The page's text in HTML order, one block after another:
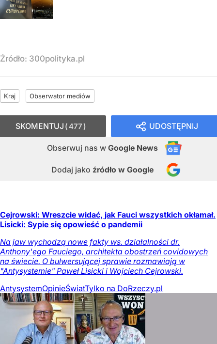
Źródło: 300polityka.pl
Kraj Obserwator mediów
UDOSTĘPNIJ
Obserwuj nas w Google News
Dodaj jako źródło w Google
SKOMENTUJ 477
Cejrowski: Wreszcie widać, jak Fauci wszystkich okłamał.
Lisicki: Sypie się opowieść o pandemii
Na jaw wychodzą nowe fakty ws. działalności dr.
Anthony'ego Fauciego, architekta obostrzeń covidowych
na świecie. O bulwersującej sprawie rozmawiają w
"Antysystemie" Paweł Lisicki i Wojciech Cejrowski.
AntysystemOpinieŚwiatTylko na DoRzeczy.pl